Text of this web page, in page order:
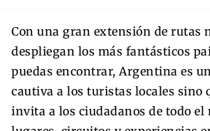
Con una gran extensión de rutas
despliegan los más fantásticos
puedas encontrar, Argentina es
cautiva a los turistas locales sino
invita a los ciudadanos de todo el